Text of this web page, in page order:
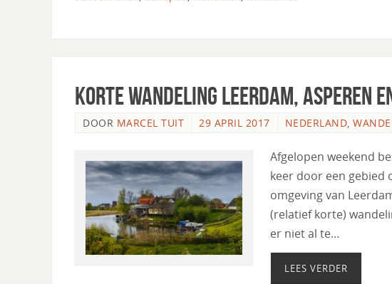
Korte wandeling Leerdam, Asperen
DOOR MARCEL TUIT 29 APRIL 2017 NEDERLAND,
Afgelopen weekend
keer door een gebied
omgeving van
(relatief korte)
er niet al te…
LEES VERDER